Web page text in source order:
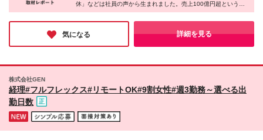
休」などは社員の声から生まれました。売上100億円超という圧
倒的な安定基盤があるからこそ、心にゆとりを持ち、新しいこと
へ前向きに挑戦できる環境が整っています。仕事の充実感とプラ
イベートの両立を叶えたい方に、自信を持っておすすめします！
インタビュー記事も公開中なので、ぜひご覧ください！
気になる 詳細を見る
株式会社GEN
経理#フルフレックス#リモートOK#9割女性#週3勤務～選べる出
勤日数